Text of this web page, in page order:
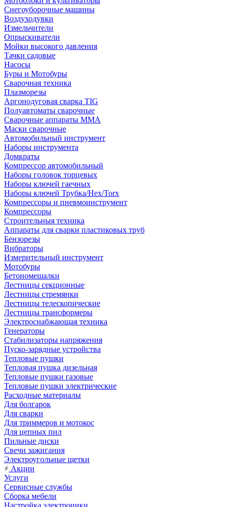
Снегоуборочные машины
Воздуходувки
Измельчители
Опрыскиватели
Мойки высокого давления
Тачки садовые
Насосы
Буры и Мотобуры
Сварочная техника
Плазморезы
Аргонодуговая сварка TIG
Полуавтоматы сварочные
Сварочные аппараты ММА
Маски сварочные
Автомобильный инструмент
Наборы инструмента
Домкраты
Компрессор автомобильный
Наборы головок торцевых
Наборы ключей гаечных
Наборы ключей Трубка/Hex/Torx
Компрессоры и пневмоинструмент
Компрессоры
Строительныя техника
Аппараты для сварки пластиковых труб
Бензорезы
Вибраторы
Измерительный инструмент
Мотобуры
Бетономешалки
Лестницы секционные
Лестницы стремянки
Лестницы телескопические
Лестницы трансформеры
Электроснабжающая техника
Генераторы
Стабилизаторы напряжения
Пуско-зарядные устройства
Тепловые пушки
Тепловая пушка дизельная
Тепловые пушки газовые
Тепловые пушки электрические
Расходные материалы
Для болгарок
Для сварки
Для триммеров и мотокос
Для цепных пил
Пильные диски
Свечи зажигания
Электроугольные щетки
Акции
Услуги
Сервисные службы
Сборка мебели
Настройка электроники